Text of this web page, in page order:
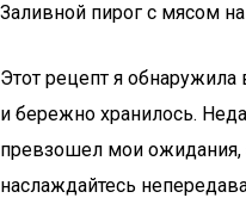
Заливной пирог с мясом
Этот рецепт я
и бережно хранилось.
превзошел мои ожидания,
наслаждайтесь